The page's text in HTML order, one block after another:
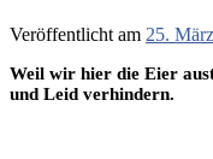
Veröffentlicht am 25.
Weil wir hier die Eier
und Leid verhindern.